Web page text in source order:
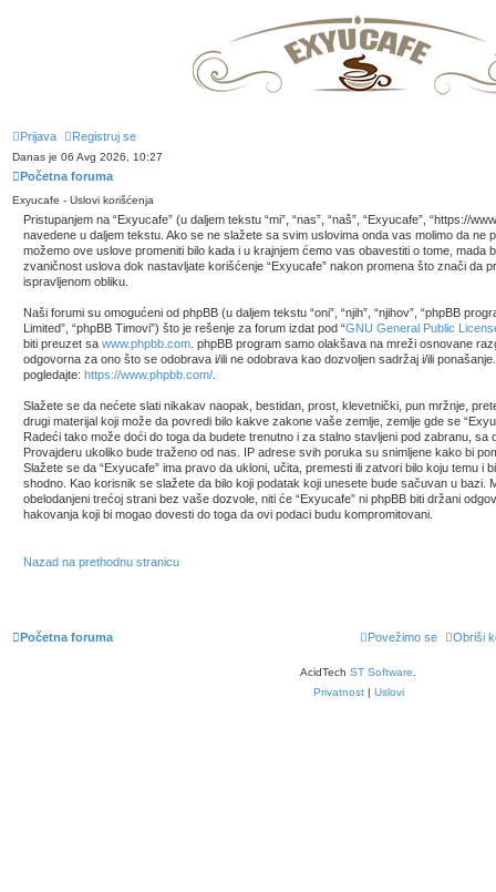
Prijava Registruj se
Danas je 06 Avg 2026, 10:27
Početna foruma
Exyucafe - Uslovi korišćenja
Pristupanjem na “Exyucafe” (u daljem tekstu “mi”, “nas”, “naš”, “Exyucafe”, “https://
navedene u daljem tekstu. Ako se ne slažete sa svim uslovima onda vas molimo da ne
možemo ove uslove promeniti bilo kada i u krajnjem ćemo vas obavestiti o tome, mada
zvaničnost uslova dok nastavljate korišćenje “Exyucafe” nakon promena što znači da
ispravljenom obliku.
Naši forumi su omogućeni od phpBB (u daljem tekstu “oni”, “njih”, “njihov”, “phpBB
Limited”, “phpBB Timovi”) što je rešenje za forum izdat pod “GNU General Public
biti preuzet sa www.phpbb.com . phpBB program samo olakšava na mreži osnovane
odgovorna za ono što se odobrava i/ili ne odobrava kao dozvoljen sadržaj i/ili
pogledajte: https://www.phpbb.com/
Slažete se da nećete slati nikakav naopak, bestidan, prost, klevetnički, pun mržnje,
drugi materijal koji može da povredi bilo kakve zakone vaše zemlje, zemlje gde se
Radeći tako može doći do toga da budete trenutno i za stalno stavljeni pod zabranu,
Provajderu ukoliko bude traženo od nas. IP adrese svih poruka su snimljene kako bi
Slažete se da “Exyucafe” ima pravo da ukloni, učita, premesti ili zatvori bilo koju temu i
shodno. Kao korisnik se slažete da bilo koji podatak koji unesete bude sačuvan u bazi.
obelodanjeni trećoj strani bez vaše dozvole, niti će “Exyucafe” ni phpBB biti držani
hakovanja koji bi mogao dovesti do toga da ovi podaci budu kompromitovani.
Nazad na prethodnu stranicu
Početna foruma Obriši
Povežimo se
AcidTech ST Software
Privatnost| Uslovi